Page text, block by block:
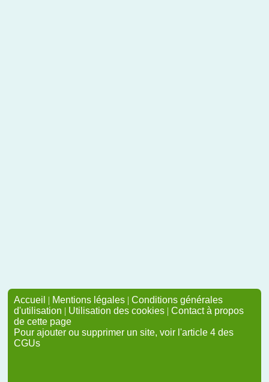
Accueil | Mentions légales | Conditions générales
d'utilisation | Utilisation des cookies | Contact à propos
de cette page
Pour ajouter ou supprimer un site, voir l'article 4 des
CGUs